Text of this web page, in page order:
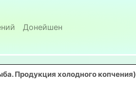
Донейшен
Продукция холодного копчения)